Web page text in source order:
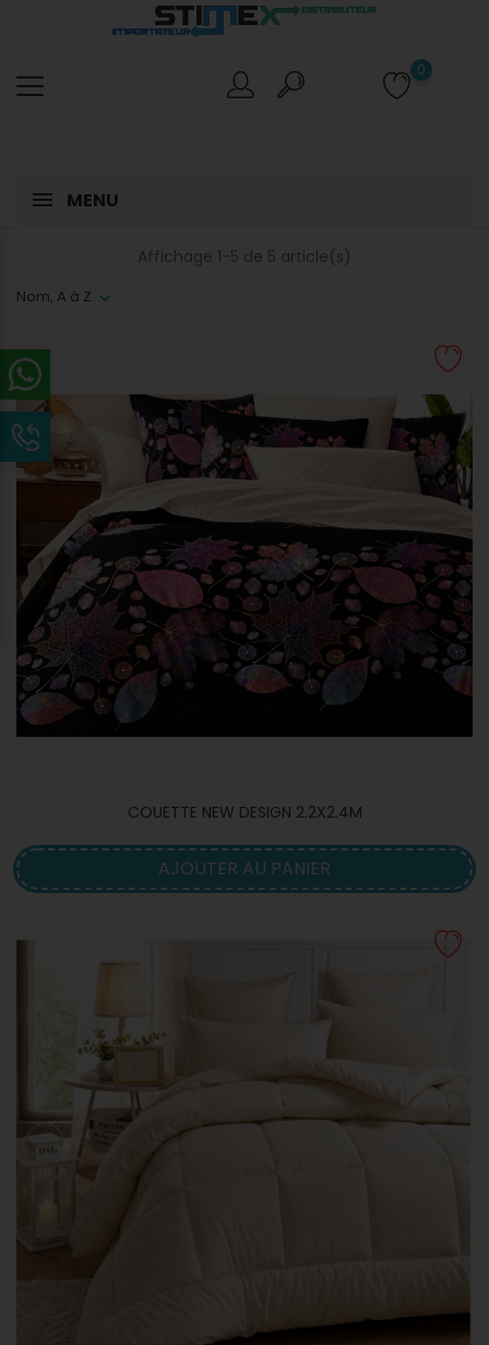
0
MENU
Nom, A à Z
Affichage 1-5 de 5 article(s)
COUETTE NEW DESIGN 2.2X2.4M
AJOUTER AU PANIER